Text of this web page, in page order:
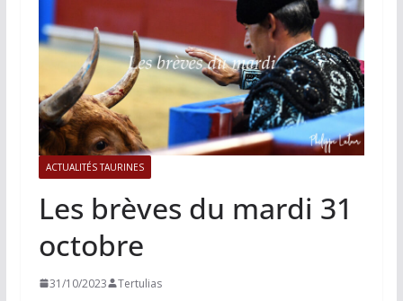
ACTUALITÉS TAURINES
Les brèves du mardi 31
octobre
31/10/2023 Tertulias